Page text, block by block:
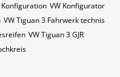
Konfiguration VW Konfigurator
VW Tiguan 3 Fahrwerk technis
VW Tiguan 3 GJR